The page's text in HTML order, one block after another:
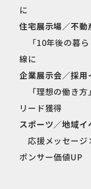
に
住宅展示場／不動
「10年後の暮
線に
企業展示会／採用
「理想の働き
リード獲得
スポーツ／地域イ
応援メッセー
ポンサー価値UP